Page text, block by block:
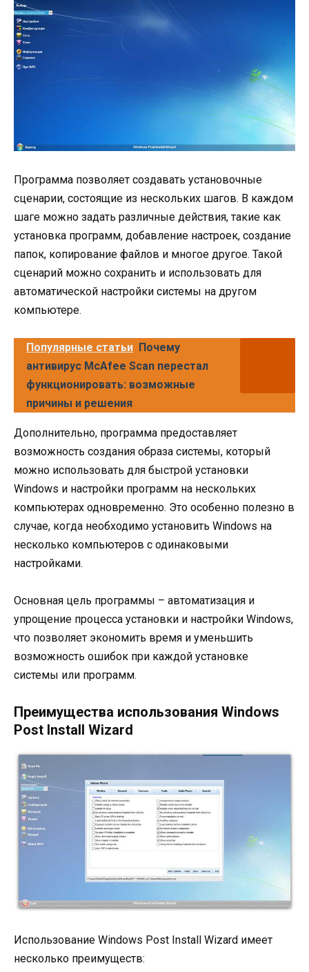
Программа позволяет создавать установочные
сценарии, состоящие из нескольких шагов. В каждом
шаге можно задать различные действия, такие как
установка программ, добавление настроек, создание
папок, копирование файлов и многое другое. Такой
сценарий можно сохранить и использовать для
автоматической настройки системы на другом
компьютере.
Популярные статьи Почему
антивирус McAfee Scan перестал
функционировать: возможные
причины и решения
Дополнительно, программа предоставляет
возможность создания образа системы, который
можно использовать для быстрой установки
Windows и настройки программ на нескольких
компьютерах одновременно. Это особенно полезно в
случае, когда необходимо установить Windows на
несколько компьютеров с одинаковыми
настройками.
Основная цель программы – автоматизация и
упрощение процесса установки и настройки Windows,
что позволяет экономить время и уменьшить
возможность ошибок при каждой установке
системы или программ.
Преимущества использования Windows
Post Install Wizard
Использование Windows Post Install Wizard имеет
несколько преимуществ: